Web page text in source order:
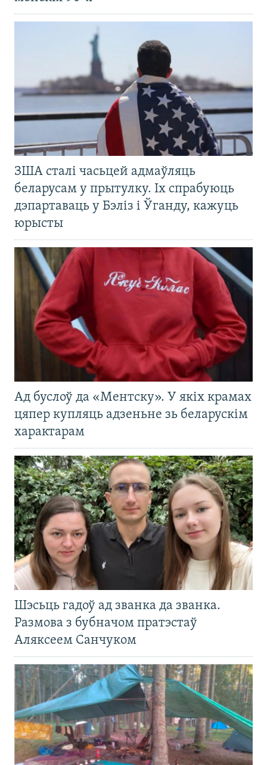
ЗША сталі часьцей адмаўляць
беларусам у прытулку. Іх спрабуюць
дэпартаваць у Бэліз і Ўганду, кажуць
юрысты
Ад буслоў да «Ментску». У якіх крамах
цяпер купляць адзеньне зь беларускім
характарам
Шэсьць гадоў ад званка да званка.
Размова з бубначом пратэстаў
Аляксеем Санчуком